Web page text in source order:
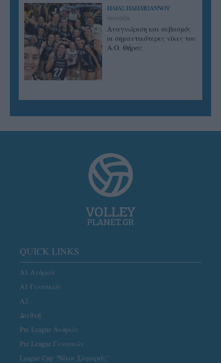
ΗΛΙΑΣ ΠΑΠΑΪΩΑΝΝΟΥ
08/03/2026
Αναγνώριση και σεβασμός
οι σημαντικότερες νίκες του
Α.Ο. Θήρας
QUICK LINKS
Α1 Ανδρών
Α1 Γυναικών
A2
Διεθνή
Pre League Ανδρών
Pre League Γυναικών
League Cup “Νίκος Σαμαράς”